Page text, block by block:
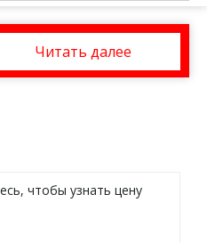
Читать далее
, чтобы узнать цену